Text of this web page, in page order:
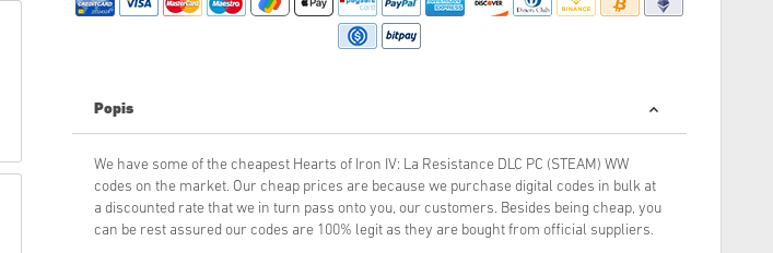
Popis
We have some of the cheapest Hearts of Iron IV: La Resistance DLC PC (STEAM) WW
codes on the market. Our cheap prices are because we purchase digital codes in bulk at
a discounted rate that we in turn pass onto you, our customers. Besides being cheap, you
can be rest assured our codes are 100% legit as they are bought from official suppliers.